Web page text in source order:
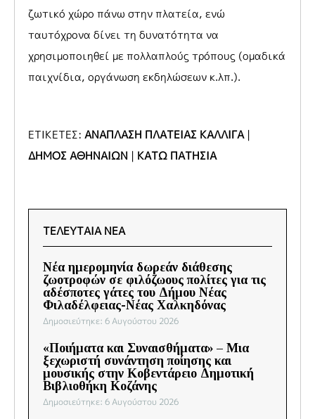
ζωτικό χώρο πάνω στην πλατεία, ενώ
ταυτόχρονα δίνει τη δυνατότητα να
χρησιμοποιηθεί με πολλαπλούς τρόπους (ομαδικά
παιχνίδια, οργάνωση εκδηλώσεων κ.λπ.).
ΕΤΙΚΕΤΕΣ: ΑΝΑΠΛΑΣΗ ΠΛΑΤΕΙΑΣ ΚΑΛΛΙΓΑ|
ΔΗΜΟΣ ΑΘΗΝΑΙΩΝ | ΚΑΤΩ ΠΑΤΗΣΙΑ
ΤΕΛΕΥΤΑΙΑ ΝΕΑ
Νέα ημερομηνία δωρεάν διάθεσης
ζωοτροφών σε φιλόζωους πολίτες για τις
αδέσποτες γάτες του Δήμου Νέας
Φιλαδέλφειας-Νέας Χαλκηδόνας
Δημοσιεύτηκε: 6 Αυγούστου 2026
«Ποιήματα και Συναισθήματα» – Μια
ξεχωριστή συνάντηση ποίησης και
μουσικής στην Κοβεντάρειο Δημοτική
Βιβλιοθήκη Κοζάνης
Δημοσιεύτηκε: 6 Αυγούστου 2026